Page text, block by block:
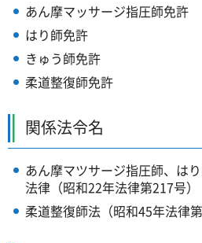
あん摩マッサージ指圧師免許
はり師免許
きゅう師免許
柔道整復師免許
関係法令名
あん摩マツサージ指圧師、は
法律（昭和22年法律第217号）
柔道整復師法（昭和45年法律第